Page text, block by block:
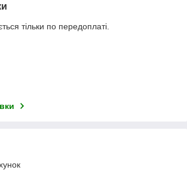
тільки по передоплаті.